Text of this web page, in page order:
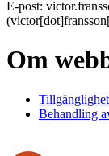
E-post: victor.
(
Om
Behandling